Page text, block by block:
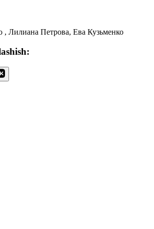
, Лилиана Петрова, Ева Кузьменко